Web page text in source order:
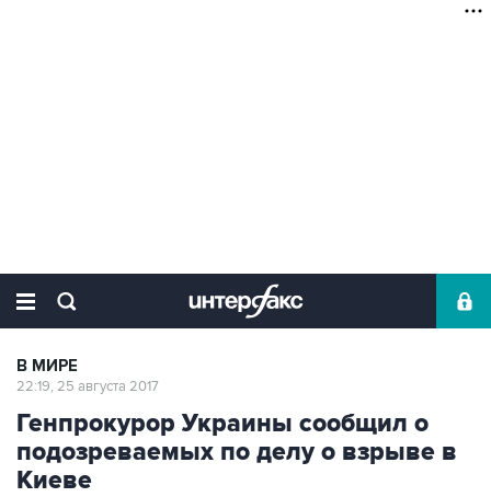
В МИРЕ
22:19, 25 августа 2017
Генпрокурор Украины сообщил о
подозреваемых по делу о взрыве в
Киеве